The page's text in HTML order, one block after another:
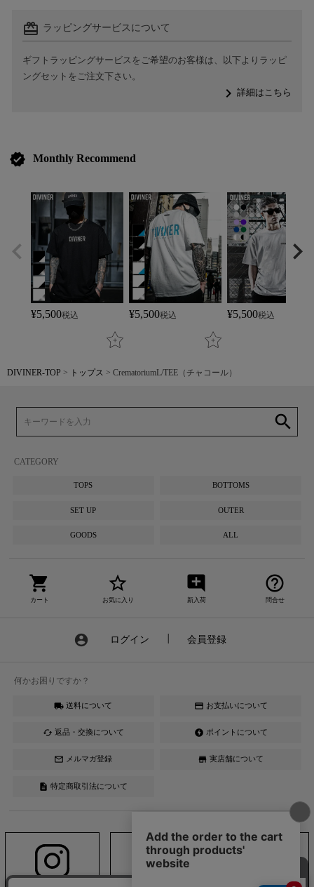
card_giftcard ラッピングサービスについて
ギフトラッピングサービスをご希望のお客様は、以下よりラッピ
ングセットをご注文下さい。
navigate_next詳細はこちら
verified Monthly Recommend
¥5,500税込 ¥5,500税込 ¥5,500税込
DIVINER-TOP トップス CrematoriumL/TEE（チャコール）
search
CATEGORY
TOPS BOTTOMS
SET UP OUTER
GOODS ALL
shopping_cart
カート
star_border
お気に入り
add_comment
新入荷
help_outline
問合せ
account_circle ログイン 会員登録
何かお困りですか？
local_shipping 送料について credit_card お支払いについて
cached 返品・交換について offline_bolt ポイントについて
mail_outline メルマガ登録 store 実店舗について
description 特定商取引法について